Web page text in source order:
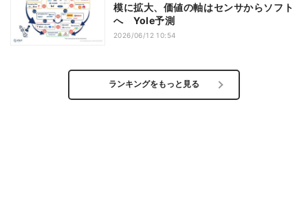
模に拡大、価値の軸はセンサからソフト
へ Yole予測
2026/06/12 10:54
ランキングをもっと見る